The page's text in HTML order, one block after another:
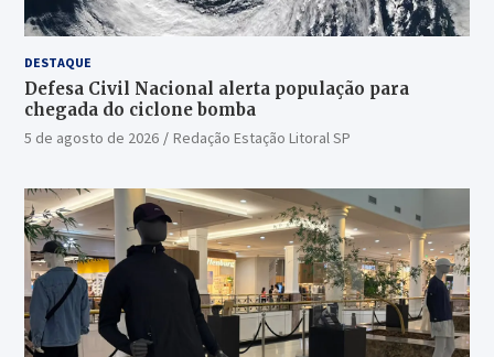
DESTAQUE
Defesa Civil Nacional alerta população para
chegada do ciclone bomba
5 de agosto de 2026 Redação Estação Litoral SP